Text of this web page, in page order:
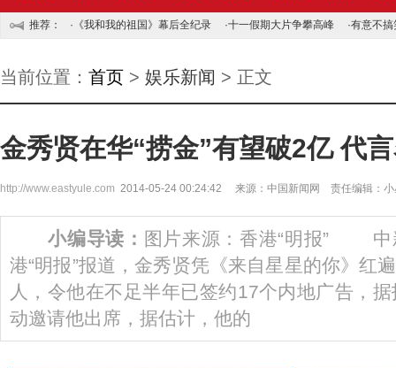
推荐： · 《我和我的祖国》幕后全纪录 ·十一假期大片争攀高峰 ·有意不搞
当前位置： 首页 > 娱乐新闻 > 正文
金秀贤在华“捞金”有望破2亿 代
http://www.eastyule.com 2014-05-24 00:24:42 来源：中国新闻网 责任编辑：小
小编导读： 图片来源：香港“明报” 中
港“明报”报道，金秀贤凭《来自星星的你》红
人，令他在不足半年已签约17个内地广告，
动邀请他出席，据估计，他的